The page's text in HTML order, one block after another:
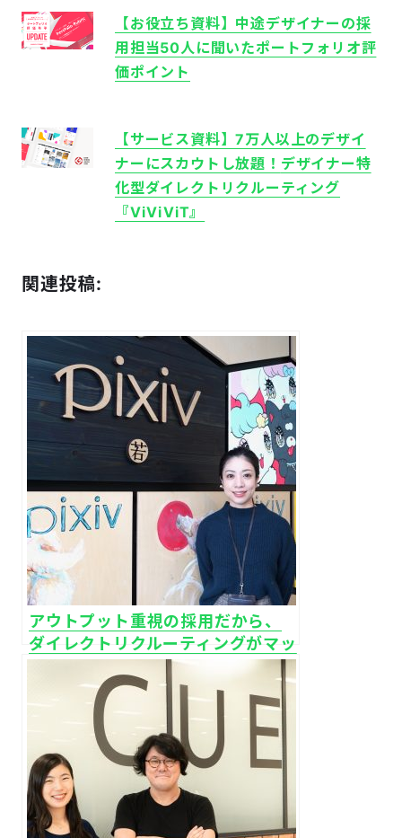
【お役立ち資料】中途デザイナーの採
用担当50人に聞いたポートフォリオ評
価ポイント
【サービス資料】7万人以上のデザイ
ナーにスカウトし放題！ デザイナー特
化型ダイレクトリクルーティング
『ViViVi​T』
関連投稿:
アウトプット重視の採用だから、
ダイレクトリクルーティングがマッ
チする｜ピクシブ株式会社